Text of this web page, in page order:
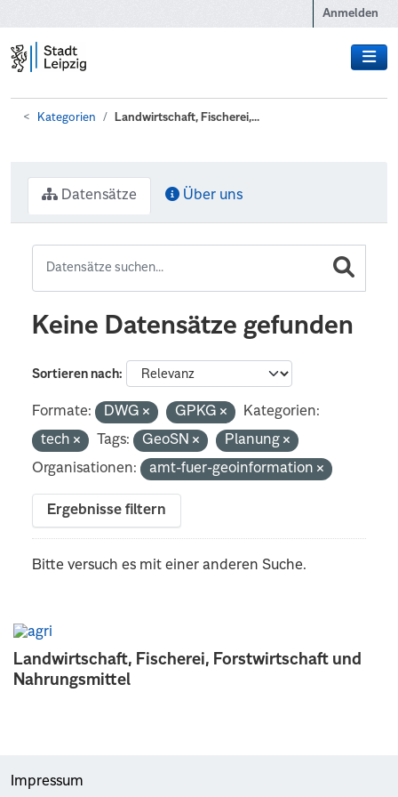
Anmelden
Kategorien Landwirtschaft, Fischerei,...
Landwirtschaft, Fischerei, Forstwirtschaft und
Nahrungsmittel
Datensätze Über uns
Keine Datensätze gefunden
Sortieren nach
Formate: DWG GPKG
Kategorien:
tech
Tags: GeoSN
Planung
Organisationen:
amt-fuer-geoinformation
Ergebnisse filtern
Bitte versuch es mit einer anderen Suche.
Impressum